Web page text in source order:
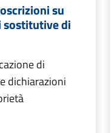
su
sostitutive di
di
dichiarazioni